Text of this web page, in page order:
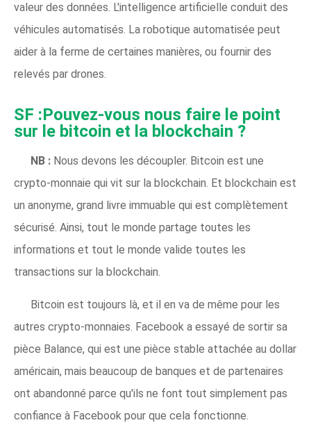
valeur des données. L'intelligence artificielle conduit des
véhicules automatisés. La robotique automatisée peut
aider à la ferme de certaines manières, ou fournir des
relevés par drones.
SF :Pouvez-vous nous faire le point
sur le bitcoin et la blockchain ?
NB : Nous devons les découpler. Bitcoin est une
crypto-monnaie qui vit sur la blockchain. Et blockchain est
un anonyme, grand livre immuable qui est complètement
sécurisé. Ainsi, tout le monde partage toutes les
informations et tout le monde valide toutes les
transactions sur la blockchain.
Bitcoin est toujours là, et il en va de même pour les
autres crypto-monnaies. Facebook a essayé de sortir sa
pièce Balance, qui est une pièce stable attachée au dollar
américain, mais beaucoup de banques et de partenaires
ont abandonné parce qu'ils ne font tout simplement pas
confiance à Facebook pour que cela fonctionne.